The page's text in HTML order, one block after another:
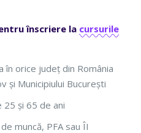
înscriere la cursurile
în orice județ din România
și Municipiului București
și 65 de ani
muncă, PFA sau ÎI